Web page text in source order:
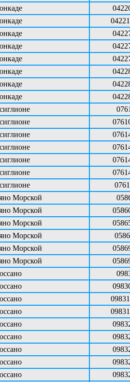
Морской
Морской
Морской
Морской
Морской
Морской